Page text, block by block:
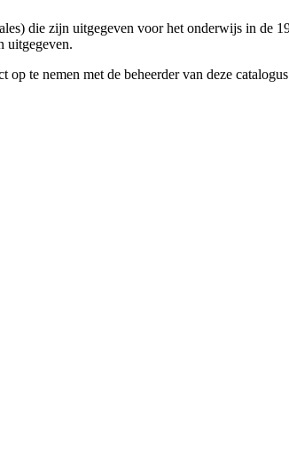
die zijn uitgegeven voor het onderwijs in de
uitgegeven.
te nemen met de beheerder van deze